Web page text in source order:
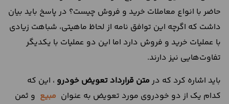
حاضر با انواع معاملات خرید و فروش چیست؟ در پاسخ باید بیان
داشت که اگرچه این توافق نامه از لحاظ ماهیتی، شباهت زیادی
با عملیات خرید و فروش دارد اما این دو عملیات با یکدیگر
تفاوت‌هایی نیز دارند.
باید اشاره کرد که در متن قراردادتعویض خودرو ، این که
کدام یک از دو خودروی مورد تعویض به عنوان مبیع و ثمن